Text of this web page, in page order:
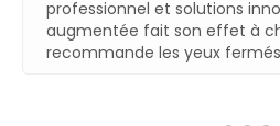
professionnel et solutions
augmentée fait son effet à
recommande les yeux